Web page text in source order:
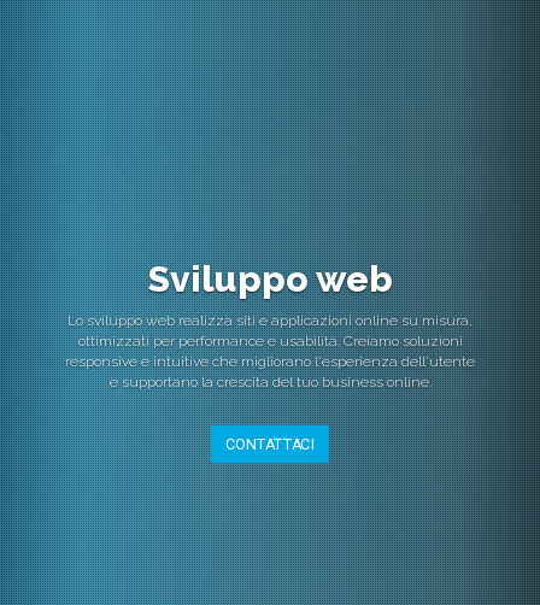
Assistenza sistemistica
L'assistenza sistemistica fornisce supporto tecnico per la
gestione e ottimizzazione di reti e sistemi informatici,
garantendo sicurezza, efficienza e continuità operativa.